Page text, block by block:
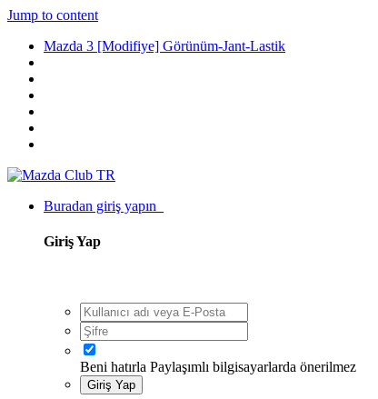
Jump to content
Mazda 3 [Modifiye] Görünüm-Jant-Lastik
Buradan giriş yapın
Giriş Yap
Beni hatırla Paylaşımlı bilgisayarlarda önerilmez
Giriş Yap